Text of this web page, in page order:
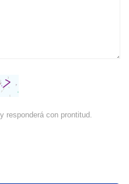
responderá con prontitud.